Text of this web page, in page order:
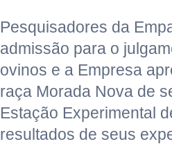
Pesquisadores da
admissão para o
ovinos e a Empresa
raça Morada Nova de
Estação Experimental
resultados de seus